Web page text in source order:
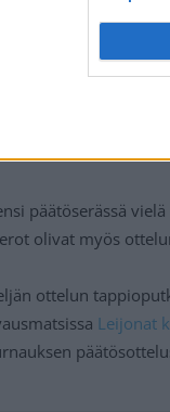
päätöserässä
olivat myös
ottelun
Leijonat